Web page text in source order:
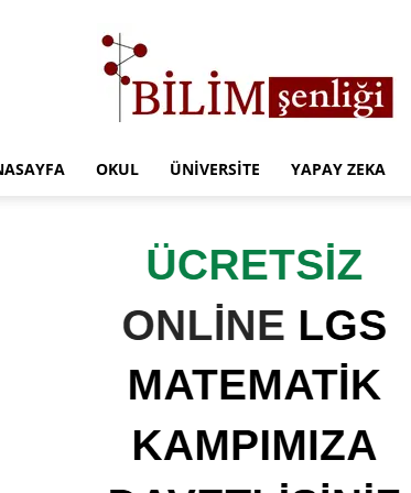
Eğitim
OKUL ÜNIVERSITE YAPAY ZEKA